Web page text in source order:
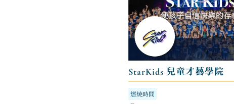
StarKids 兒童才藝學院
燃焼時間